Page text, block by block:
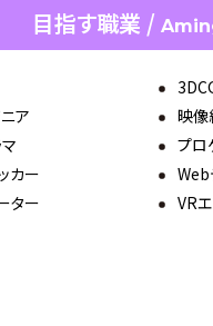
目指す職業 /
ア
映像
プロ
カー
Web
ター
VR